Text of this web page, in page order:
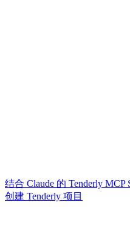
结合 Claude 的 Tenderly MCP
创建 Tenderly 项目